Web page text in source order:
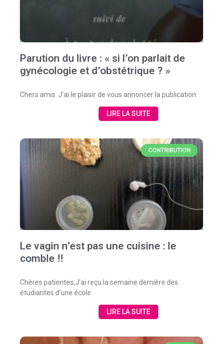
Parution du livre : « si l’on parlait de
gynécologie et d’obstétrique ? »
Chers amis J’ai le plaisir de vous annoncer la publication
LIRE LA SUITE
CONTRIBUTION
Le vagin n’est pas une cuisine : le
comble !!
Chères patientes,J’ai reçu la semaine dernière des
étudiantes d’une école
LIRE LA SUITE